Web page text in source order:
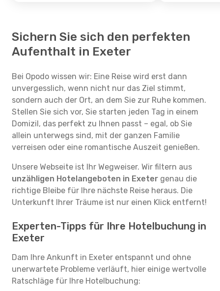
Sichern Sie sich den perfekten
Aufenthalt in Exeter
Bei Opodo wissen wir: Eine Reise wird erst dann
unvergesslich, wenn nicht nur das Ziel stimmt,
sondern auch der Ort, an dem Sie zur Ruhe kommen.
Stellen Sie sich vor, Sie starten jeden Tag in einem
Domizil, das perfekt zu Ihnen passt – egal, ob Sie
allein unterwegs sind, mit der ganzen Familie
verreisen oder eine romantische Auszeit genießen.
Unsere Webseite ist Ihr Wegweiser. Wir filtern aus
unzähligen Hotelangeboten in Exeter genau die
richtige Bleibe für Ihre nächste Reise heraus. Die
Unterkunft Ihrer Träume ist nur einen Klick entfernt!
Experten-Tipps für Ihre Hotelbuchung in
Exeter
Dam Ihre Ankunft in Exeter entspannt und ohne
unerwartete Probleme verläuft, hier einige wertvolle
Ratschläge für Ihre Hotelbuchung: